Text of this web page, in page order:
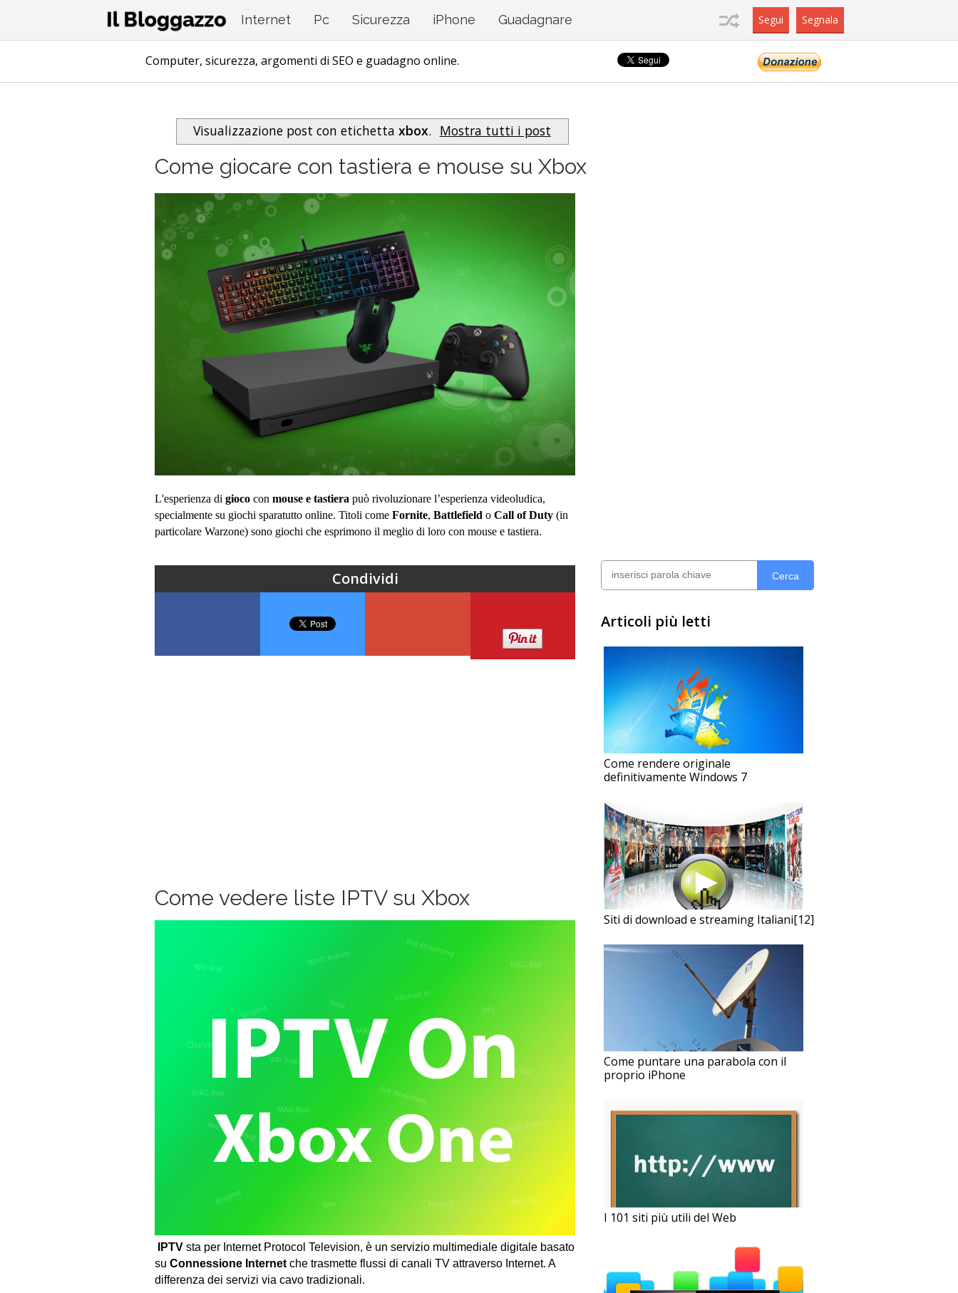
Internet Pc Sicurezza iPhone Guadagnare Segui Segnala
Computer, sicurezza, argomenti di SEO e guadagno online.
Visualizzazione post con etichetta xbox. Mostra tutti i post
Come giocare con tastiera e mouse su Xbox
L'esperienza di gioco con mouse e tastiera può rivoluzionare l’esperienza videoludica,
specialmente su giochi sparatutto online. Titoli come Fornite, Battlefield o Call of Duty (in
particolare Warzone) sono giochi che esprimono il meglio di loro con mouse e tastiera.
Condividi
Come vedere liste IPTV su Xbox
IPTV sta per Internet Protocol Television, è un servizio multimediale digitale basato
su Connessione Internetche trasmette flussi di canali TV attraverso Internet. A
differenza dei servizi via cavo tradizionali.
Cerca
Articoli più letti
Come rendere originale
definitivamente Windows 7
Siti di download e streaming Italiani[12]
Come puntare una parabola con il
proprio iPhone
I 101 siti più utili del Web
Questo sito utilizza i cookie per migliorare servizi ed esperienza dei lettori. Se decidi di continuare la navigazione consideriamo che accetti il loro uso. Più Info